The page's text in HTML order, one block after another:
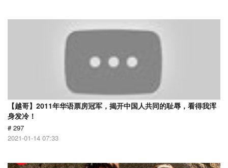
【越哥】2011年华语票房冠军，揭开中国人共同的耻辱，看得我浑
身发冷！
# 297
2021-01-14 07:33